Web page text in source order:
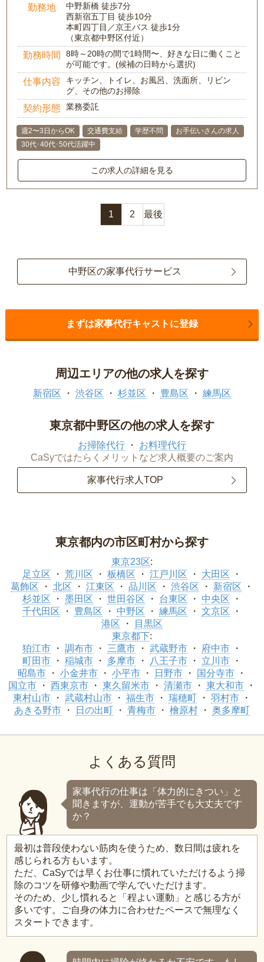
勤務地
中野新橋 徒歩7分
西新宿五丁目 徒歩10分
本町四丁目／京王バス 徒歩1分
（東京都中野区付近）
勤務時間
8時～20時の間で1時間〜、好きな日に働くこと
が可能です。(候補の日時から選択)
仕事内容
キッチン、トイレ、お風呂、洗面所、リビン
グ、その他のお掃除
契約形態 業務委託
週2〜3日からOK 交通費支給 学歴不問
お手伝いさんの求人
30代･40代･50代活躍中
この求人の詳細を見る
1 2 最後
中野区の家事代行サービス
まずは家事代行キャストに登録
周辺エリアの他の求人を探す
新宿区 渋谷区 杉並区 豊島区 練馬区
東京都中野区の他の求人を探す
お掃除代行
お料理代行
CaSyではたらくメリットなど求人概要のご案内
家事代行求人TOP
東京都内の市区町村から探す
東京23区:
足立区
荒川区 板橋区 江戸川区
大田区
葛飾区
北区 江東区 品川区 渋谷区
新宿区
杉並区
墨田区 世田谷区 台東区
中央区
千代田区
豊島区 中野区 練馬区
文京区
港区
目黒区
東京都下:
狛江市
調布市 三鷹市 武蔵野市
府中市
町田市
稲城市 多摩市 八王子市
立川市
昭島市
小金井市 小平市 日野市
国分寺市
国立市
西東京市 東久留米市 清瀬市
東大和市
東村山市
武蔵村山市 福生市 瑞穂町
羽村市
あきる野市
日の出町 青梅市 檜原村 奥多摩町
よくある質問
家事代行の仕事は「体力的にきつい」と
聞きますが、運動が苦手でも大丈夫です
か？
最初は普段使わない筋肉を使うため、数日間は疲れを
感じられる方もいます。
ただ、CaSyでは早くお仕事に慣れていただけるよう掃
除のコツを研修や動画で学んでいただけます。
そのため、少し慣れると「程よい運動」と感じる方が
多いです。ご自身の体力に合わせたペースで無理なく
スタートできます。